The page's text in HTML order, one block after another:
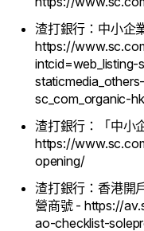
渣打銀行：中小企
https://
intcid=web_listing-
sc_com_organic-
渣打銀行：「中小
https://
opening/
渣打銀行：香港開
營商號 - https://
ao-checklist-